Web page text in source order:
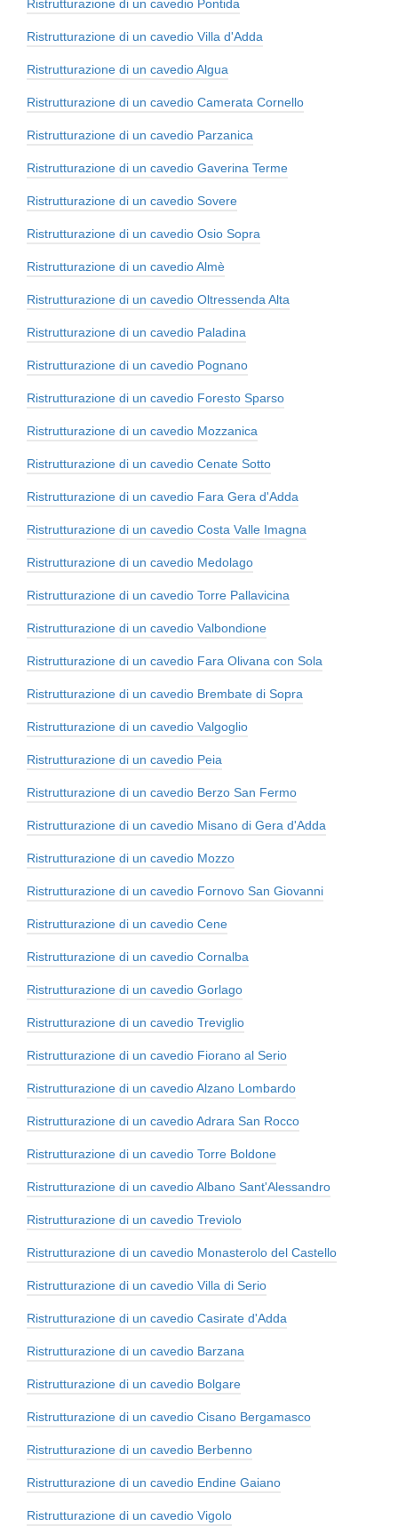
Ristrutturazione di un cavedio Pontida
Ristrutturazione di un cavedio Villa d'Adda
Ristrutturazione di un cavedio Algua
Ristrutturazione di un cavedio Camerata Cornello
Ristrutturazione di un cavedio Parzanica
Ristrutturazione di un cavedio Gaverina Terme
Ristrutturazione di un cavedio Sovere
Ristrutturazione di un cavedio Osio Sopra
Ristrutturazione di un cavedio Almè
Ristrutturazione di un cavedio Oltressenda Alta
Ristrutturazione di un cavedio Paladina
Ristrutturazione di un cavedio Pognano
Ristrutturazione di un cavedio Foresto Sparso
Ristrutturazione di un cavedio Mozzanica
Ristrutturazione di un cavedio Cenate Sotto
Ristrutturazione di un cavedio Fara Gera d'Adda
Ristrutturazione di un cavedio Costa Valle Imagna
Ristrutturazione di un cavedio Medolago
Ristrutturazione di un cavedio Torre Pallavicina
Ristrutturazione di un cavedio Valbondione
Ristrutturazione di un cavedio Fara Olivana con Sola
Ristrutturazione di un cavedio Brembate di Sopra
Ristrutturazione di un cavedio Valgoglio
Ristrutturazione di un cavedio Peia
Ristrutturazione di un cavedio Berzo San Fermo
Ristrutturazione di un cavedio Misano di Gera d'Adda
Ristrutturazione di un cavedio Mozzo
Ristrutturazione di un cavedio Fornovo San Giovanni
Ristrutturazione di un cavedio Cene
Ristrutturazione di un cavedio Cornalba
Ristrutturazione di un cavedio Gorlago
Ristrutturazione di un cavedio Treviglio
Ristrutturazione di un cavedio Fiorano al Serio
Ristrutturazione di un cavedio Alzano Lombardo
Ristrutturazione di un cavedio Adrara San Rocco
Ristrutturazione di un cavedio Torre Boldone
Ristrutturazione di un cavedio Albano Sant'Alessandro
Ristrutturazione di un cavedio Treviolo
Ristrutturazione di un cavedio Monasterolo del Castello
Ristrutturazione di un cavedio Villa di Serio
Ristrutturazione di un cavedio Casirate d'Adda
Ristrutturazione di un cavedio Barzana
Ristrutturazione di un cavedio Bolgare
Ristrutturazione di un cavedio Cisano Bergamasco
Ristrutturazione di un cavedio Berbenno
Ristrutturazione di un cavedio Endine Gaiano
Ristrutturazione di un cavedio Vigolo